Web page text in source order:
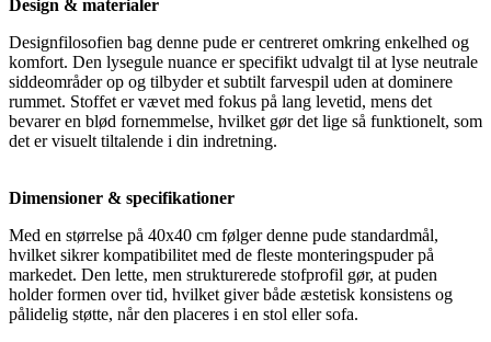
Design & materialer
Designfilosofien bag denne pude er centreret omkring enkelhed og
komfort. Den lysegule nuance er specifikt udvalgt til at lyse neutrale
siddeområder op og tilbyder et subtilt farvespil uden at dominere
rummet. Stoffet er vævet med fokus på lang levetid, mens det
bevarer en blød fornemmelse, hvilket gør det lige så funktionelt, som
det er visuelt tiltalende i din indretning.
Dimensioner & specifikationer
Med en størrelse på 40x40 cm følger denne pude standardmål,
hvilket sikrer kompatibilitet med de fleste monteringspuder på
markedet. Den lette, men strukturerede stofprofil gør, at puden
holder formen over tid, hvilket giver både æstetisk konsistens og
pålidelig støtte, når den placeres i en stol eller sofa.